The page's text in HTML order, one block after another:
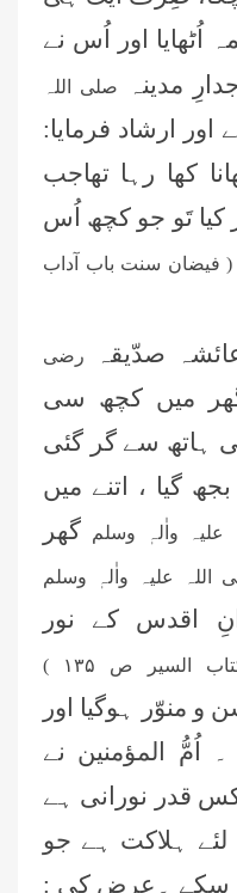
اُٹھایا اور اُس نے
مدینہ صلی اللہ
اور ارشاد فرمایا:
کھا رہا تھاجب
کیا تَو جو کچھ اُس
( فیضان سنت باب آداب
رضی
میں کچھ سی
ہاتھ سے گر گئی
گیا ، اتنے میں
علیہ واٰلہٖ وسلم
گھر
اللہ علیہ واٰلہٖ وسلم
اقدس کے نور
السیر ص ۱۳۵ )
منوّر ہوگیا اور
المؤمنین نے
قدر نورانی ہے
لئے ہلاکت ہے جو
سکے ۔عرض کی :